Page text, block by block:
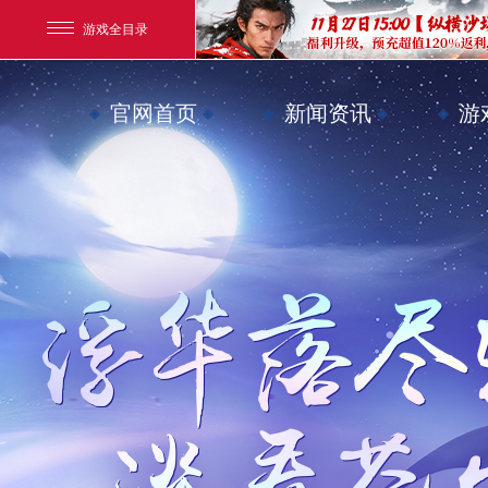
游戏全目录
《勇士ol》预约开启
横版格斗动作网游
【西游】神兽版新版
首款骑战回合制端游
玄幻游戏
玄天之剑
剑啸九州
猛将OL
官网首页 新闻资讯 游